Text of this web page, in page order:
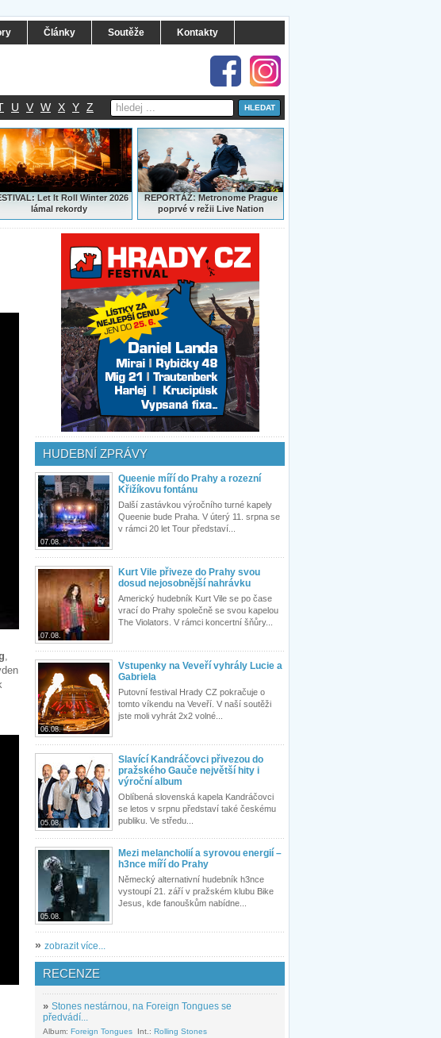
Články Soutěže Kontakty
U V W X Y Z
Let It Roll Winter 2026
lámal rekordy
REPORTÁŽ:Metronome Prague
poprvé v režii Live Nation
,
HUDEBNÍ ZPRÁVY
07.08.
Queenie míří do Prahy a rozezní
Křižíkovu fontánu
Další zastávkou výročního turné kapely
Queenie bude Praha. V úterý 11. srpna se
v rámci 20 let Tour představí...
07.08.
Kurt Vile přiveze do Prahy svou
dosud nejosobnější nahrávku
Americký hudebník Kurt Vile se po čase
vrací do Prahy společně se svou kapelou
The Violators. V rámci koncertní šňůry...
06.08.
Vstupenky na Veveří vyhrály Lucie a
Gabriela
Putovní festival Hrady CZ pokračuje o
tomto víkendu na Veveří. V naší soutěži
jste moli vyhrát 2x2 volné...
05.08.
Slavící Kandráčovci přivezou do
pražského Gauče největší hity i
výroční album
Oblíbená slovenská kapela Kandráčovci
se letos v srpnu představí také českému
publiku. Ve středu...
05.08.
Mezi melancholií a syrovou energií –
h3nce míří do Prahy
Německý alternativní hudebník h3nce
vystoupí 21. září v pražském klubu Bike
Jesus, kde fanouškům nabídne...
» zobrazit více...
RECENZE
» Stones nestárnou, na Foreign Tongues se
předvádí...
Album: Foreign Tongues Int.: Rolling Stones